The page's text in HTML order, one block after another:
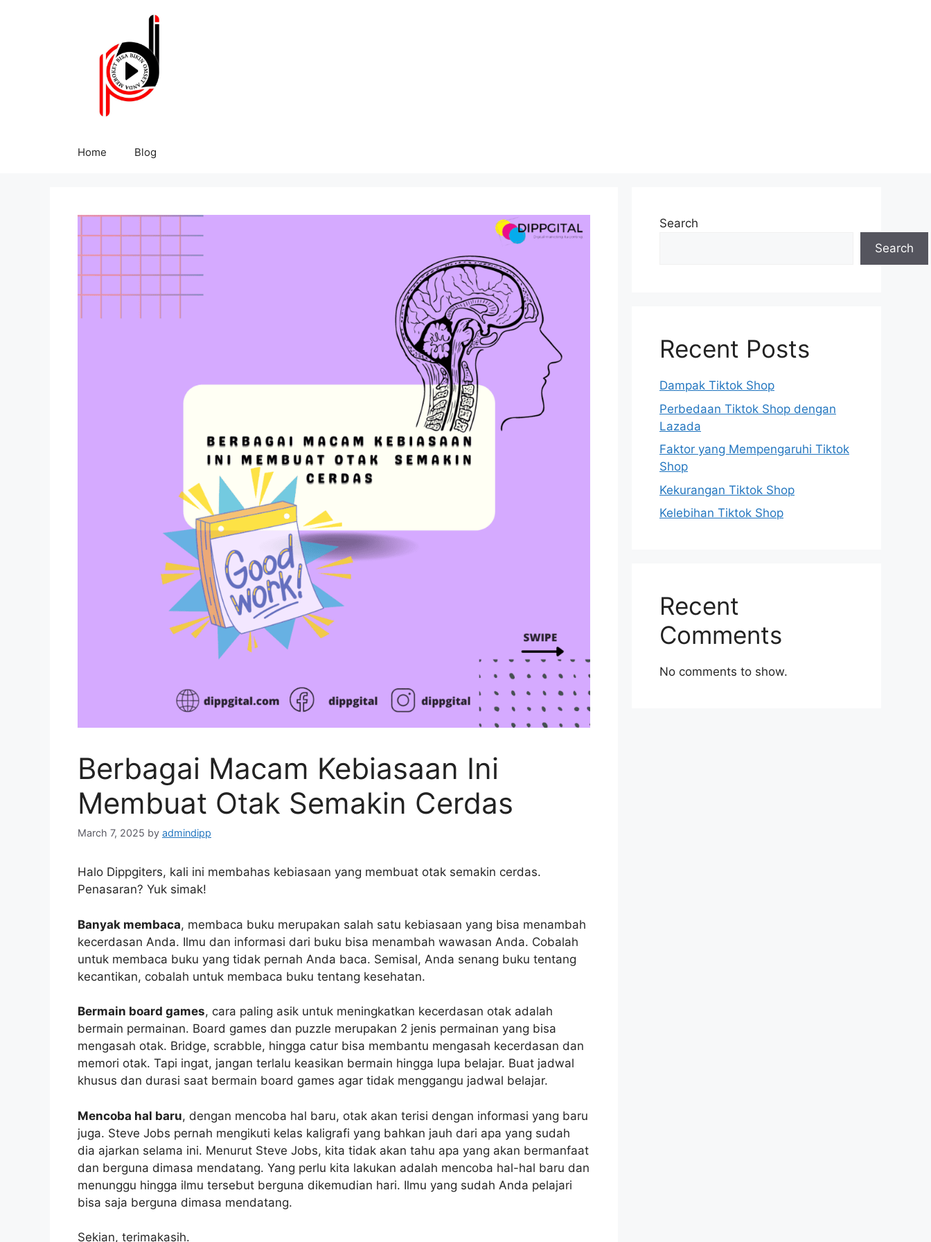
Home Blog
Berbagai Macam Kebiasaan Ini
Membuat Otak Semakin Cerdas
March 7, 2025 by admindipp
Halo Dippgiters, kali ini membahas kebiasaan yang membuat otak semakin cerdas.
Penasaran? Yuk simak!
Banyak membaca, membaca buku merupakan salah satu kebiasaan yang bisa menambah
kecerdasan Anda. Ilmu dan informasi dari buku bisa menambah wawasan Anda. Cobalah
untuk membaca buku yang tidak pernah Anda baca. Semisal, Anda senang buku tentang
kecantikan, cobalah untuk membaca buku tentang kesehatan.
Bermain board games, cara paling asik untuk meningkatkan kecerdasan otak adalah
bermain permainan. Board games dan puzzle merupakan 2 jenis permainan yang bisa
mengasah otak. Bridge, scrabble, hingga catur bisa membantu mengasah kecerdasan dan
memori otak. Tapi ingat, jangan terlalu keasikan bermain hingga lupa belajar. Buat jadwal
khusus dan durasi saat bermain board games agar tidak menggangu jadwal belajar.
Mencoba hal baru, dengan mencoba hal baru, otak akan terisi dengan informasi yang baru
juga. Steve Jobs pernah mengikuti kelas kaligrafi yang bahkan jauh dari apa yang sudah
dia ajarkan selama ini. Menurut Steve Jobs, kita tidak akan tahu apa yang akan bermanfaat
dan berguna dimasa mendatang. Yang perlu kita lakukan adalah mencoba hal-hal baru dan
menunggu hingga ilmu tersebut berguna dikemudian hari. Ilmu yang sudah Anda pelajari
bisa saja berguna dimasa mendatang.
Sekian, terimakasih.
Search
Search
Recent Posts
Dampak Tiktok Shop
Perbedaan Tiktok Shop dengan
Lazada
Faktor yang Mempengaruhi Tiktok
Shop
Kekurangan Tiktok Shop
Kelebihan Tiktok Shop
Recent
Comments
No comments to show.